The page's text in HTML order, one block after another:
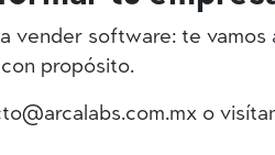
vender software: te vamos
propósito.
o